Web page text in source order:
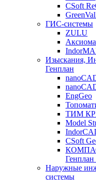
CSoft
ГИС-системы
ZULU
Аксиома
Изыскания,
Генплан
EngGeo
ТИМ
Model
CSoft
Наружные
системы